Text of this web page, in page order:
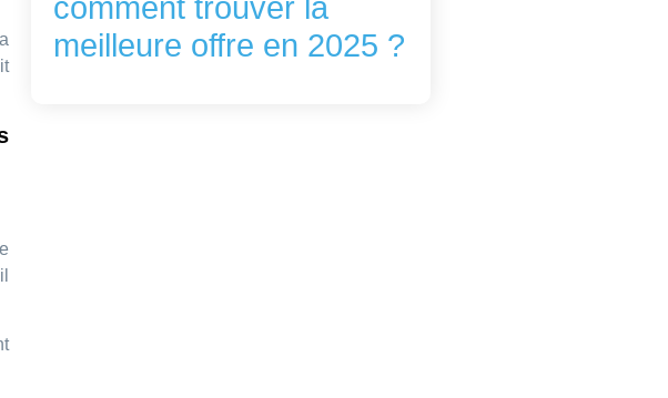
comment trouver la
meilleure offre en 2025 ?